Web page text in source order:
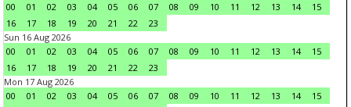
00
01 02 03 04 05 06 07 08 09 10 11 12 13 14
15
16
17 18 19 20 21 22
23
Sun 16 Aug 2026
00
01 02 03 04 05 06 07 08 09 10 11 12 13 14
15
16
17 18 19 20 21 22
23
Mon 17 Aug 2026
00
01 02 03 04 05 06 07 08 09 10 11 12 13 14
15